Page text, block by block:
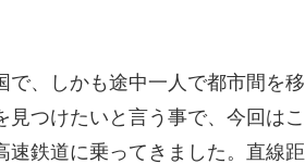
で、しかも途中一人で都市間を移
つけたいと言う事で、今回はこ
鉄道に乗ってきました。直線距